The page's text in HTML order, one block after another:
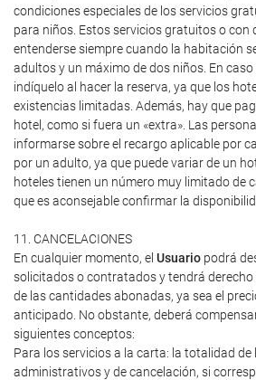
condiciones especiales de los servicios
para niños. Estos servicios gratuitos o con
entenderse siempre cuando la habitación
adultos y un máximo de dos niños. En
indíquelo al hacer la reserva, ya que los
existencias limitadas. Además, hay que
hotel, como si fuera un «extra». Las
informarse sobre el recargo aplicable por
por un adulto, ya que puede variar de un
hoteles tienen un número muy limitado de
que es aconsejable confirmar la
11. CANCELACIONES
En cualquier momento, el Usuario podrá
solicitados o contratados y tendrá
de las cantidades abonadas, ya sea el
anticipado. No obstante, deberá
siguientes conceptos:
Para los servicios a la carta: la totalidad de
administrativos y de cancelación, si